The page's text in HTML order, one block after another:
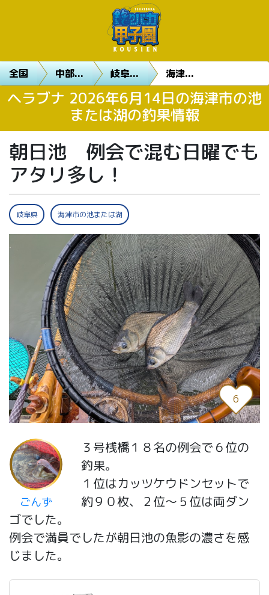
全国 中部... 岐阜... 海津...
ヘラブナ 2026年6月14日の海津市の池
または湖の釣果情報
朝日池 例会で混む日曜でも
アタリ多し！
岐阜県 海津市の池または湖
6
ごんず
３号桟橋１８名の例会で６位の
釣果。
１位はカッツケウドンセットで
約９０枚、２位〜５位は両ダン
ゴでした。
例会で満員でしたが朝日池の魚影の濃さを感
じました。